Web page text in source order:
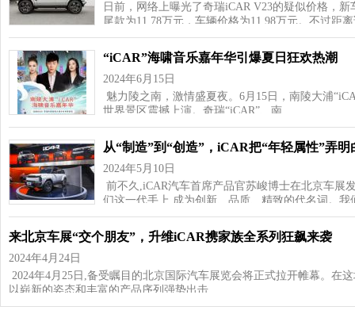
日前，网络上曝光了奇瑞iCAR V23的疑似价格，
尾款为11.78万元，车辆价格为11.98万元。不过距
“iCAR”海啸音乐嘉年华引爆夏日狂欢热潮
2024年6月15日
魅力陵之南，激情盛夏夜。6月15日，南陵大浦
世界景区震撼上演。奇瑞“iCAR”、南…
从“制造”到“创造”，iCAR把“年轻属性”弄明
2024年5月10日
前不久,iCAR汽车首席产品官苏峻博士在北京车展
们这一代手上,成为创新、品质、精致的代名词。
来北京车展“交个朋友”，升维iCAR携家族全系列狂飙来袭
2024年4月24日
2024年4月25日,备受瞩目的北京国际汽车展览会将正式拉开帷幕。在
以崭新的姿态和丰富的产品序列强势出击,…